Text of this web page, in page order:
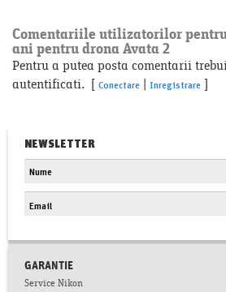
Comentariile utilizatorilor pentru
ani pentru drona Avata 2
Pentru a putea posta comentarii
autentificati. [ Conectare | Inregistrare ]
NEWSLETTER
GARANTIE
Service Nikon